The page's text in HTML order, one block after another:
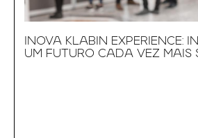
INOVA KLABIN EXPERIENCE:
UM FUTURO CADA VEZ MAIS